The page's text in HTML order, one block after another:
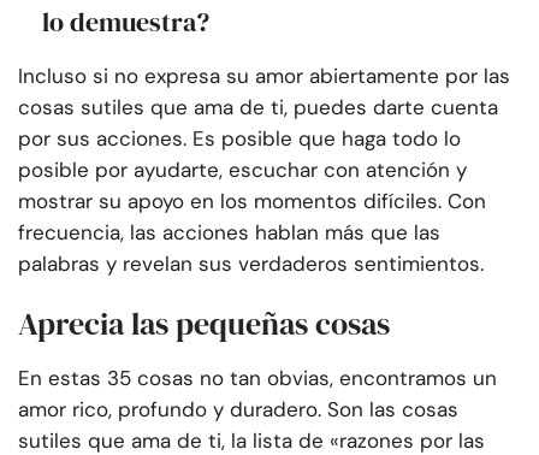
lo demuestra?
Incluso si no expresa su amor abiertamente por las
cosas sutiles que ama de ti, puedes darte cuenta
por sus acciones. Es posible que haga todo lo
posible por ayudarte, escuchar con atención y
mostrar su apoyo en los momentos difíciles. Con
frecuencia, las acciones hablan más que las
palabras y revelan sus verdaderos sentimientos.
Aprecia las pequeñas cosas
En estas 35 cosas no tan obvias, encontramos un
amor rico, profundo y duradero. Son las cosas
sutiles que ama de ti, la lista de «razones por las